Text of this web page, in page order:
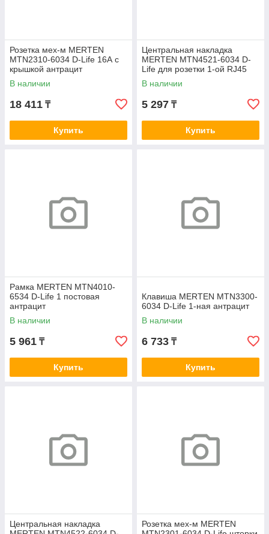
Розетка мех-м MERTEN
MTN2310-6034 D-Life 16А с
крышкой антрацит
В наличии
18 411 ₸
Купить
Центральная накладка
MERTEN MTN4521-6034 D-
Life для розетки 1-ой RJ45
антрацит
В наличии
5 297 ₸
Купить
Рамка MERTEN MTN4010-
6534 D-Life 1 постовая
антрацит
В наличии
5 961 ₸
Купить
Клавиша MERTEN MTN3300-
6034 D-Life 1-ная антрацит
В наличии
6 733 ₸
Купить
Центральная накладка
Розетка мех-м MERTEN